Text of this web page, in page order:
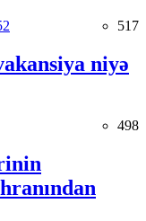
517
niyə
498